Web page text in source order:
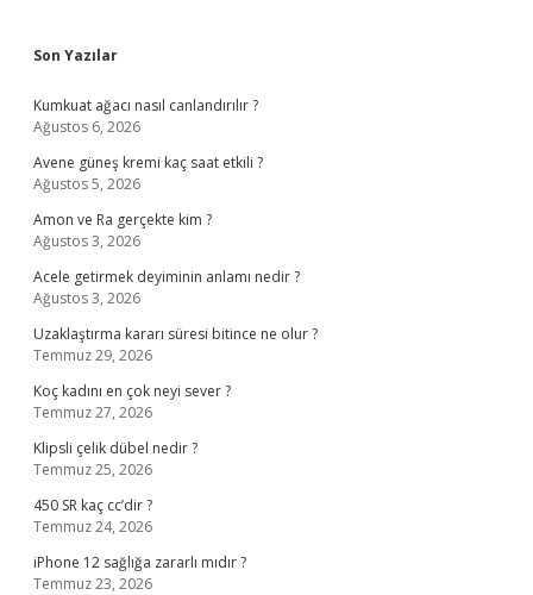
Sidebar
Son Yazılar
Kumkuat ağacı nasıl canlandırılır ?
Ağustos 6, 2026
Avene güneş kremi kaç saat etkili ?
Ağustos 5, 2026
Amon ve Ra gerçekte kim ?
Ağustos 3, 2026
Acele getirmek deyiminin anlamı nedir ?
Ağustos 3, 2026
Uzaklaştırma kararı süresi bitince ne olur ?
Temmuz 29, 2026
Koç kadını en çok neyi sever ?
Temmuz 27, 2026
Klipsli çelik dübel nedir ?
Temmuz 25, 2026
450 SR kaç cc’dir ?
Temmuz 24, 2026
iPhone 12 sağlığa zararlı mıdır ?
Temmuz 23, 2026